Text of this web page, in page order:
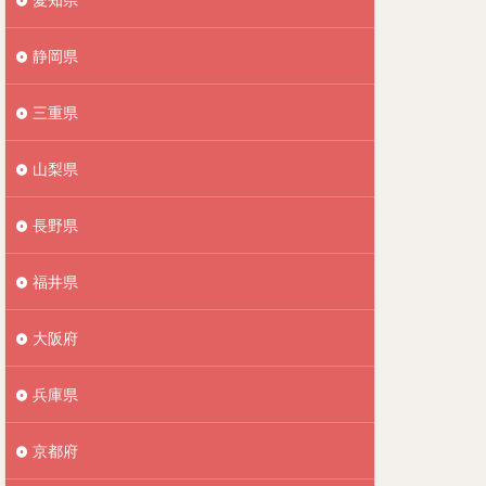
静岡県
三重県
山梨県
長野県
福井県
大阪府
兵庫県
京都府